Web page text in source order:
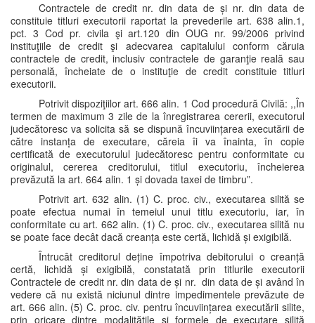
Contractele de credit nr. din data de și nr. din data de
constituie titluri executorii raportat la prevederile art. 638 alin.1,
pct. 3 Cod pr. civila şi art.120 din OUG nr. 99/2006 privind
instituţiile de credit şi adecvarea capitalului conform căruia
contractele de credit, inclusiv contractele de garanţie reală sau
personală, încheiate de o instituţie de credit constituie titluri
executorii.
Potrivit dispoziţiilor art. 666 alin. 1 Cod procedură Civilă: ,,În
termen de maximum 3 zile de la înregistrarea cererii, executorul
judecătoresc va solicita să se dispună încuviințarea executării de
către instanța de executare, căreia îi va înainta, în copie
certificată de executorulul judecătoresc pentru conformitate cu
originalul, cererea creditorului, titlul executoriu, încheierea
prevăzută la art. 664 alin. 1 și dovada taxei de timbru”.
Potrivit art. 632 alin. (1) C. proc. civ., executarea silită se
poate efectua numai în temeiul unui titlu executoriu, iar, în
conformitate cu art. 662 alin. (1) C. proc. civ., executarea silită nu
se poate face decât dacă creanța este certă, lichidă și exigibilă.
Întrucât creditorul deține împotriva debitorului o creanță
certă, lichidă și exigibilă, constatată prin titlurile executorii
Contractele de credit nr. din data de și nr. din data de și având în
vedere că nu există niciunul dintre impedimentele prevăzute de
art. 666 alin. (5) C. proc. civ. pentru încuviințarea executării silite,
prin oricare dintre modalităţile şi formele de executare silită